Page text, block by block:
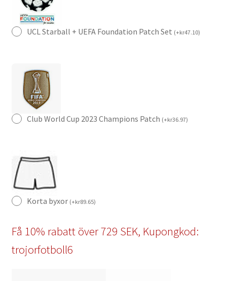
UCL Starball + UEFA Foundation Patch Set (+kr47.10)
Club World Cup 2023 Champions Patch (+kr36.97)
Korta byxor (+kr89.65)
Få 10% rabatt över 729 SEK, Kupongkod:
trojorfotboll6